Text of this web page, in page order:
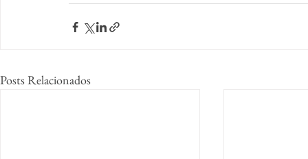
Posts Relacionados